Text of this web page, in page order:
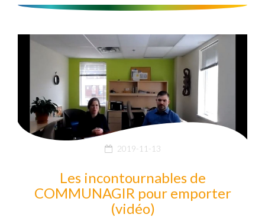
2019-11-13
Les incontournables de
COMMUNAGIR pour emporter
(vidéo)